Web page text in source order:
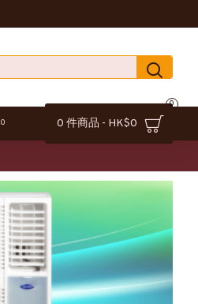
0 0 件商品 - HK$0
0